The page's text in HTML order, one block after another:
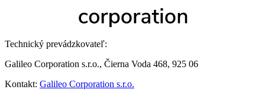
Technický prevádzkovateľ:
Galileo Corporation s.r.o., Čierna Voda 468, 925 06
Kontakt: Galileo Corporation s.r.o.